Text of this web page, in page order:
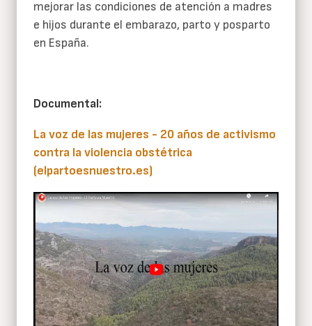
mejorar las condiciones de atención a madres
e hijos durante el embarazo, parto y posparto
en España.
Documental:
La voz de las mujeres - 20 años de activismo
contra la violencia obstétrica
(elpartoesnuestro.es)